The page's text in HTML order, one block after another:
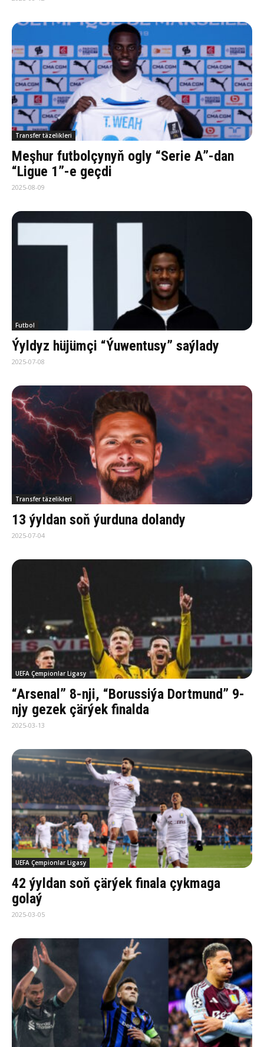
Transfer täzelikleri
Meşhur futbolçynyň ogly “Serie A”-dan
“Ligue 1”-e geçdi
2025-08-09
Futbol
Ýyldyz hüjümçi “Ýuwentusy” saýlady
2025-07-08
Transfer täzelikleri
13 ýyldan soň ýurduna dolandy
2025-07-04
UEFA Çempionlar Ligasy
“Arsenal” 8-nji, “Borussiýa Dortmund” 9-
njy gezek çärýek finalda
2025-03-13
UEFA Çempionlar Ligasy
42 ýyldan soň çärýek finala çykmaga
golaý
2025-03-05